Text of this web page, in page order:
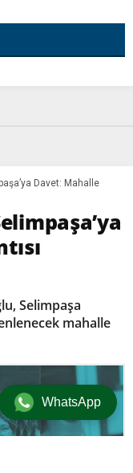
Davet: Mahalle
Selimpaşa
mahalle
WhatsApp